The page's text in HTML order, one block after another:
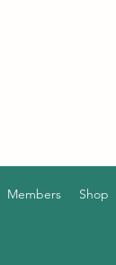
Members Shop